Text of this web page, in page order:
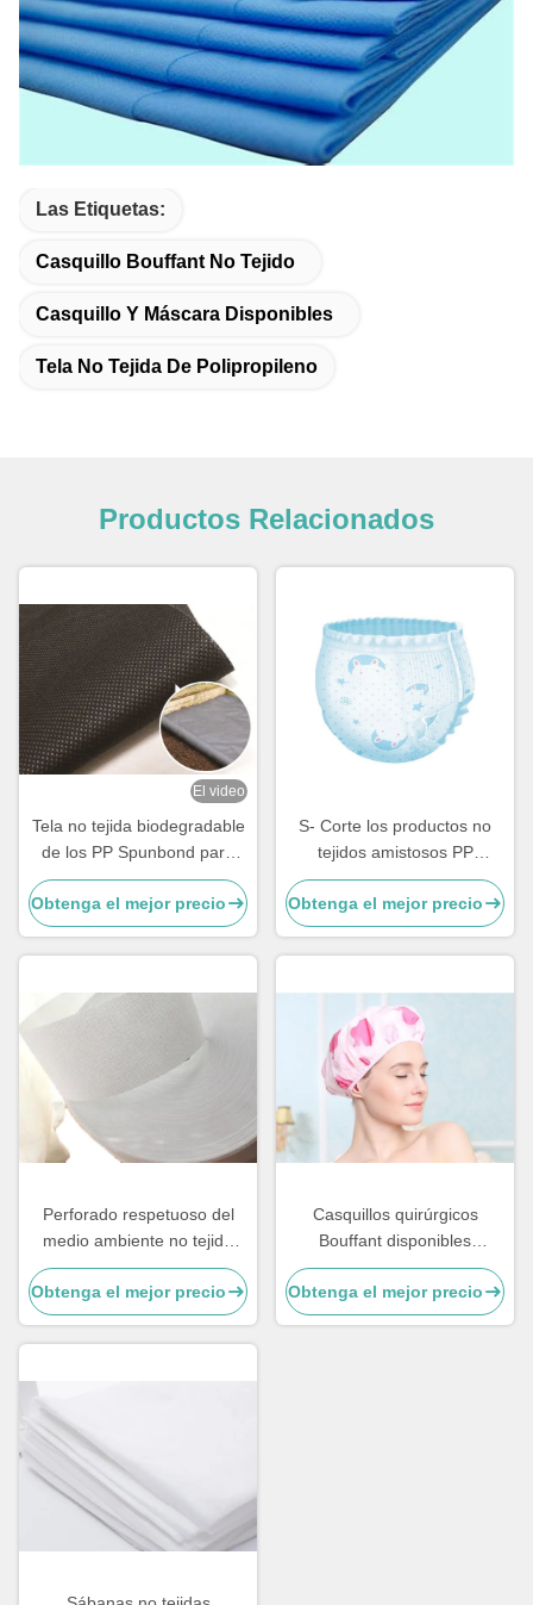
Las Etiquetas:
Casquillo Bouffant No Tejido
Casquillo Y Máscara Disponibles
Tela No Tejida De Polipropileno
Productos Relacionados
El video
Tela no tejida biodegradable
de los PP Spunbond para
cultivar un huerto
Obtenga el mejor precio
S- Corte los productos no
tejidos amistosos PP
disponibles de la tela de la
piel no tejidos para el
bebé/los pañales adultos
Obtenga el mejor precio
Perforado respetuoso del
medio ambiente no tejida
hidrofílico de los productos
de la tela para las materias
primas de la servilleta
sanitaria
Obtenga el mejor precio
Casquillos quirúrgicos
Bouffant disponibles
modificados para requisitos
particulares, casquillo
Bouffant no tejido
Obtenga el mejor precio